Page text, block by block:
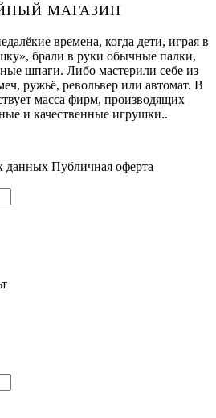
МАГАЗИН
времена, когда дети, играя в
брали в руки обычные палки,
шпаги. Либо мастерили себе из
ружьё, револьвер или автомат. В
масса фирм, производящих
и качественные игрушки..
данных Публичная оферта